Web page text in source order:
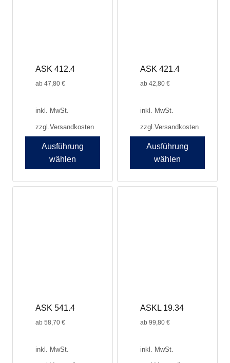
ASK 412.4
ab 47,80 €
inkl. MwSt.
zzgl. Versandkosten
Ausführung
wählen
ASK 421.4
ab 42,80 €
inkl. MwSt.
zzgl. Versandkosten
Ausführung
wählen
ASK 541.4
ab 58,70 €
inkl. MwSt.
ASKL 19.34
ab 99,80 €
inkl. MwSt.